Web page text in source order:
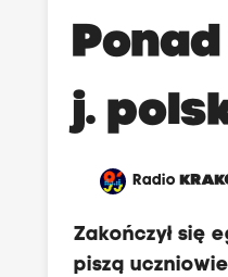
j.
Radio
Zakończył się
piszą